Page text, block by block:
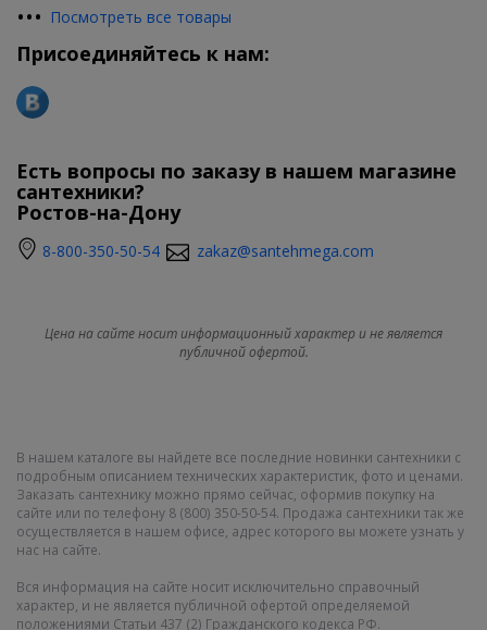
••• Посмотреть все товары
Присоединяйтесь к нам:
Есть вопросы по заказу в нашем магазине
сантехники?
Ростов-на-Дону
8-800-350-50-54 zakaz@santehmega.com
Цена на сайте носит информационный характер и не является
публичной офертой.
В нашем каталоге вы найдете все последние новинки сантехники с
подробным описанием технических характеристик, фото и ценами.
Заказать сантехнику можно прямо сейчас, оформив покупку на
сайте или по телефону 8 (800) 350-50-54. Продажа сантехники так же
осуществляется в нашем офисе, адрес которого вы можете узнать у
нас на сайте.
Вся информация на сайте носит исключительно справочный
характер, и не является публичной офертой определяемой
положениями Статьи 437 (2) Гражданского кодекса РФ.